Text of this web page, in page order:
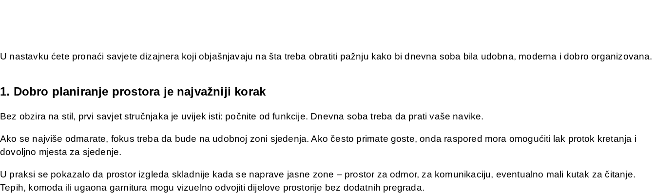
U nastavku ćete pronaći savjete dizajnera koji objašnjavaju na šta treba obratiti pažnju kako bi dnevna soba bila udobna, moderna i dobro organizovana.
1. Dobro planiranje prostora je najvažniji korak
Bez obzira na stil, prvi savjet stručnjaka je uvijek isti: počnite od funkcije. Dnevna soba treba da prati vaše navike.
Ako se najviše odmarate, fokus treba da bude na udobnoj zoni sjedenja. Ako često primate goste, onda raspored mora omogućiti lak protok kretanja i
dovoljno mjesta za sjedenje.
U praksi se pokazalo da prostor izgleda skladnije kada se naprave jasne zone – prostor za odmor, za komunikaciju, eventualno mali kutak za čitanje.
Tepih, komoda ili ugaona garnitura mogu vizuelno odvojiti dijelove prostorije bez dodatnih pregrada.